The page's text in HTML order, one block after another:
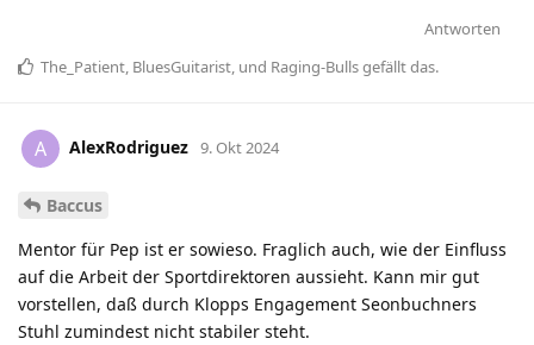
Antworten
The_Patient, BluesGuitarist, und Raging-Bullsgefällt das.
A AlexRodriguez 9. Okt 2024
Baccus
Mentor für Pep ist er sowieso. Fraglich auch, wie der Einfluss
auf die Arbeit der Sportdirektoren aussieht. Kann mir gut
vorstellen, daß durch Klopps Engagement Seonbuchners
Stuhl zumindest nicht stabiler steht.